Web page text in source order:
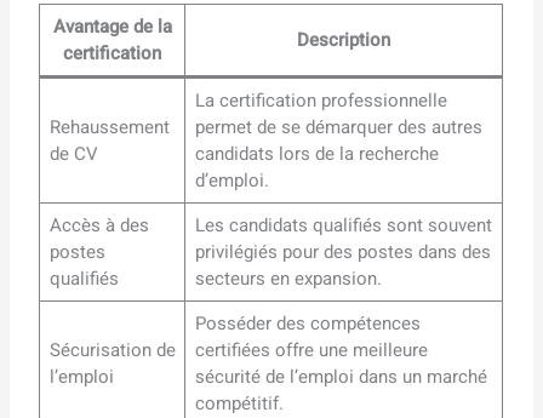
Avantage de la
certification
Description
Rehaussement
de CV
La certification professionnelle
permet de se démarquer des autres
candidats lors de la recherche
d’emploi.
Accès à des
postes
qualifiés
Les candidats qualifiés sont souvent
privilégiés pour des postes dans des
secteurs en expansion.
Sécurisation de
l’emploi
Posséder des compétences
certifiées offre une meilleure
sécurité de l’emploi dans un marché
compétitif.